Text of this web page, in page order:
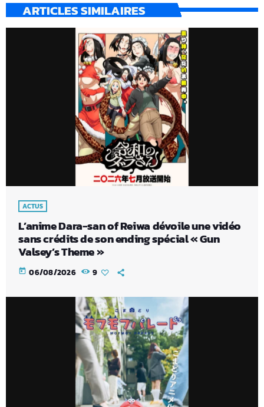
ARTICLES SIMILAIRES
ACTUS
L’anime Dara-san of Reiwa dévoile une vidéo
sans crédits de son ending spécial « Gun
Valsey’s Theme »
today 06/08/2026 9